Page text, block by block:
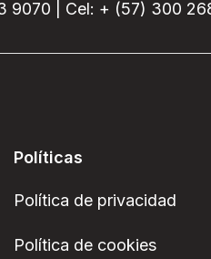
9070 | Cel: + (57) 300
Políticas
Política de privacidad
Política de cookies